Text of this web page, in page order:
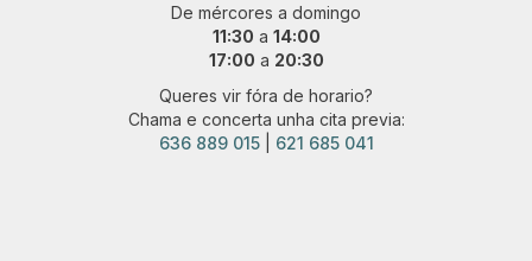
De mércores a domingo
11:30 a 14:00
17:00 a 20:30
Queres vir fóra de horario?
Chama e concerta unha cita previa:
636 889 015| 621 685 041